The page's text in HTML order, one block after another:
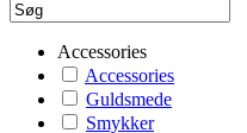
Accessories
Accessories
Guldsmede
Smykker